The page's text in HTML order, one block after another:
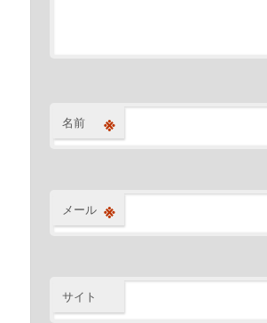
名前 ※
メール ※
サイト